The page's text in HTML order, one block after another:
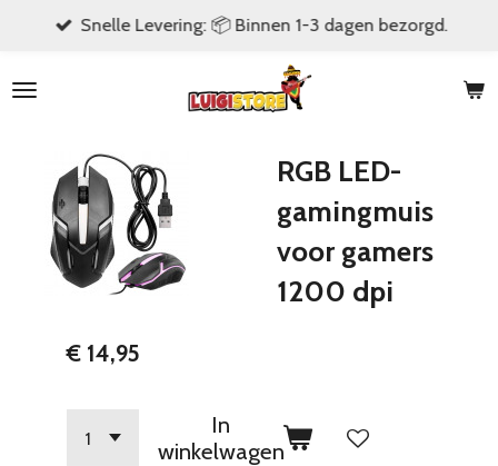
naar
hoofdinhoud
Snelle Levering: 📦 Binnen 1-3 dagen bezorgd.
RGB LED-
gamingmuis
voor gamers
1200 dpi
€ 14,95
In
winkelwagen